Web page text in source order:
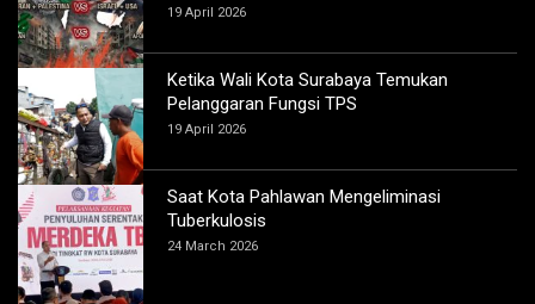
19 April 2026
Ketika Wali Kota Surabaya Temukan
Pelanggaran Fungsi TPS
19 April 2026
Saat Kota Pahlawan Mengeliminasi
Tuberkulosis
24 March 2026